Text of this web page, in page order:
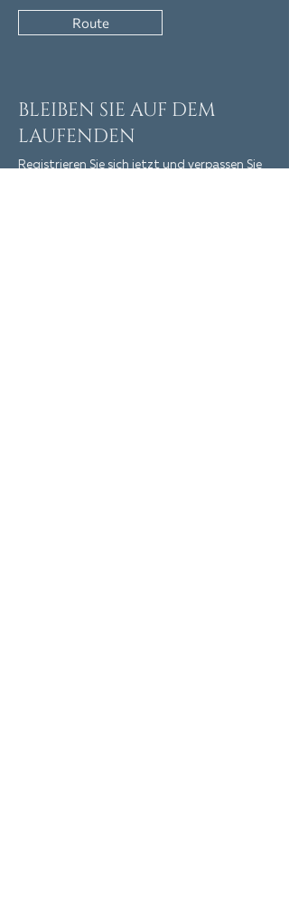
Route
BLEIBEN SIE AUF DEM
LAUFENDEN
Registrieren Sie sich jetzt und verpassen Sie